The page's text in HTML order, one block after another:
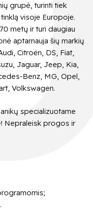
grupė, turinti tiek
visoje Europoje.
metų ir turi daugiau
aptarnauja šių markių
Citroën, DS, Fiat,
Jaguar, Jeep, Kia,
Benz, MG, Opel,
Volkswagen.
specializuotame
Nepraleisk progos ir